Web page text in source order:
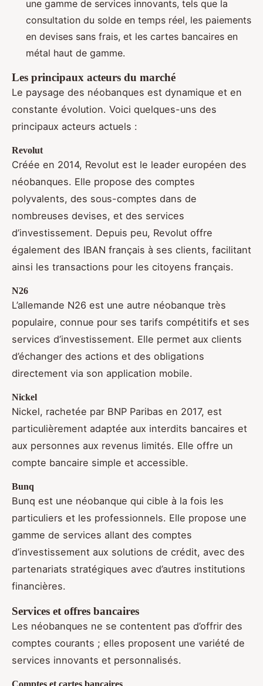
une gamme de services innovants, tels que la
consultation du solde en temps réel, les paiements
en devises sans frais, et les cartes bancaires en
métal haut de gamme.
Les principaux acteurs du marché
Le paysage des néobanques est dynamique et en
constante évolution. Voici quelques-uns des
principaux acteurs actuels :
Revolut
Créée en 2014, Revolut est le leader européen des
néobanques. Elle propose des comptes
polyvalents, des sous-comptes dans de
nombreuses devises, et des services
d’investissement. Depuis peu, Revolut offre
également des IBAN français à ses clients, facilitant
ainsi les transactions pour les citoyens français.
N26
L’allemande N26 est une autre néobanque très
populaire, connue pour ses tarifs compétitifs et ses
services d’investissement. Elle permet aux clients
d’échanger des actions et des obligations
directement via son application mobile.
Nickel
Nickel, rachetée par BNP Paribas en 2017, est
particulièrement adaptée aux interdits bancaires et
aux personnes aux revenus limités. Elle offre un
compte bancaire simple et accessible.
Bunq
Bunq est une néobanque qui cible à la fois les
particuliers et les professionnels. Elle propose une
gamme de services allant des comptes
d’investissement aux solutions de crédit, avec des
partenariats stratégiques avec d’autres institutions
financières.
Services et offres bancaires
Les néobanques ne se contentent pas d’offrir des
comptes courants ; elles proposent une variété de
services innovants et personnalisés.
Comptes et cartes bancaires